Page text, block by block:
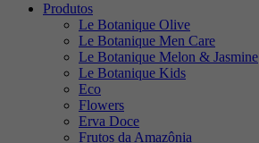
Produtos
Le Botanique Olive
Le Botanique Men Care
Le Botanique Melon & Jasmine
Le Botanique Kids
Eco
Flowers
Erva Doce
Frutos da Amazônia